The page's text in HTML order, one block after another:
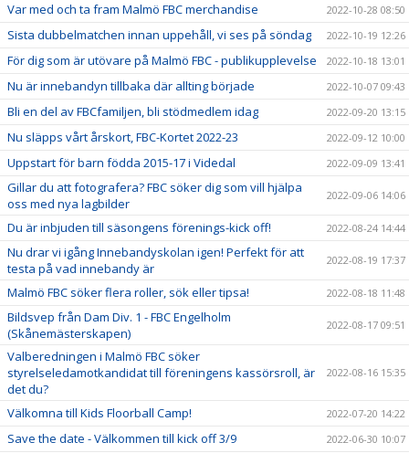
Var med och ta fram Malmö FBC merchandise 2022-10-28 08:50
Sista dubbelmatchen innan uppehåll, vi ses på söndag 2022-10-19 12:26
För dig som är utövare på Malmö FBC - publikupplevelse 2022-10-18 13:01
Nu är innebandyn tillbaka där allting började 2022-10-07 09:43
Bli en del av FBCfamiljen, bli stödmedlem idag 2022-09-20 13:15
Nu släpps vårt årskort, FBC-Kortet 2022-23 2022-09-12 10:00
Uppstart för barn födda 2015-17 i Videdal 2022-09-09 13:41
Gillar du att fotografera? FBC söker dig som vill hjälpa
oss med nya lagbilder
2022-09-06 14:06
Du är inbjuden till säsongens förenings-kick off! 2022-08-24 14:44
Nu drar vi igång Innebandyskolan igen! Perfekt för att
testa på vad innebandy är
2022-08-19 17:37
Malmö FBC söker flera roller, sök eller tipsa! 2022-08-18 11:48
Bildsvep från Dam Div. 1 - FBC Engelholm
(Skånemästerskapen)
2022-08-17 09:51
Valberedningen i Malmö FBC söker
styrelseledamotkandidat till föreningens kassörsroll, är
det du?
2022-08-16 15:35
Välkomna till Kids Floorball Camp! 2022-07-20 14:22
Save the date - Välkommen till kick off 3/9 2022-06-30 10:07